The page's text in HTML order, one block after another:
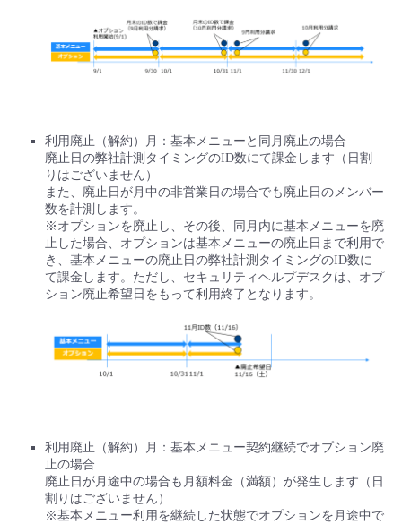
利用廃止（解約）月：基本メニューと同月廃止の場合
廃止日の弊社計測タイミングのID数にて課金します（日割
りはございません）
また、廃止日が月中の非営業日の場合でも廃止日のメンバー
数を計測します。
※オプションを廃止し、その後、同月内に基本メニューを廃
止した場合、オプションは基本メニューの廃止日まで利用で
き、基本メニューの廃止日の弊社計測タイミングのID数に
て課金します。ただし、セキュリティヘルプデスクは、オプ
ション廃止希望日をもって利用終了となります。
利用廃止（解約）月：基本メニュー契約継続でオプション廃
止の場合
廃止日が月途中の場合も月額料金（満額）が発生します（日
割りはございません）
※基本メニュー利用を継続した状態でオプションを月途中で